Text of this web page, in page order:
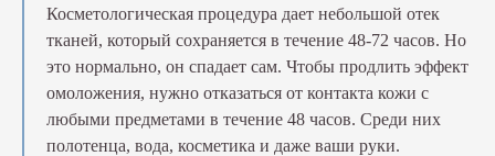
Косметологическая процедура дает небольшой отек
тканей, который сохраняется в течение 48-72 часов. Но
это нормально, он спадает сам. Чтобы продлить эффект
омоложения, нужно отказаться от контакта кожи с
любыми предметами в течение 48 часов. Среди них
полотенца, вода, косметика и даже ваши руки.